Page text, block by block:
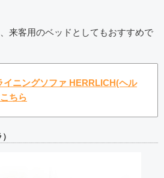
来客用のベッドとしてもおすすめで
イニングソファ HERRLICH(ヘル
ちら